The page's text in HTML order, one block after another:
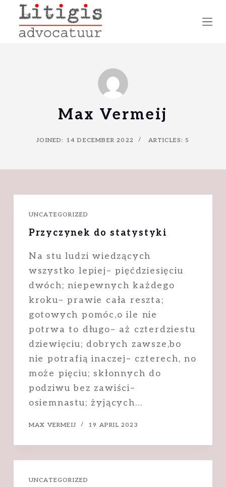
Max Vermeij
JOINED: 14 DECEMBER 2022 ARTICLES: 5
UNCATEGORIZED
Przyczynek do statystyki
Na stu ludzi wiedzących
wszystko lepiej– pięćdziesięciu
dwóch; niepewnych każdego
kroku– prawie cała reszta;
gotowych pomóc,o ile nie
potrwa to długo– aż czterdziestu
dziewięciu; dobrych zawsze,bo
nie potrafią inaczej– czterech, no
może pięciu; skłonnych do
podziwu bez zawiści–
osiemnastu; żyjących…
MAX VERMEIJ 19 APRIL 2023
UNCATEGORIZED